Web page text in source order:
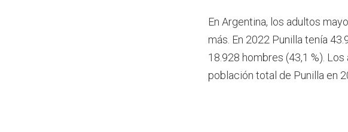
En Argentina, los adultos
más. En 2022 Punilla tenía
18.928 hombres (43,1 %).
población total de Punilla en